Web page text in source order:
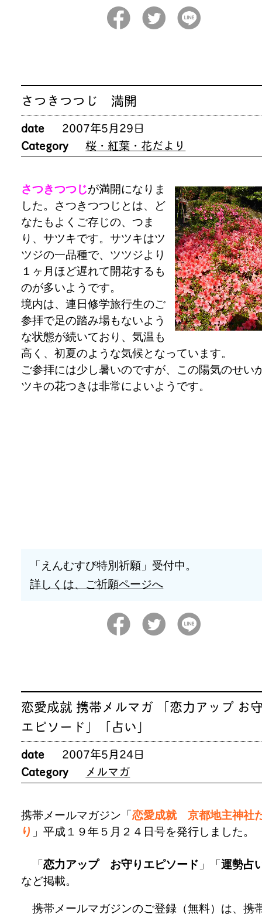
さつきつつじ 満開
date
2007年5月29日
Category
桜・紅葉・花だより
さつきつつじが満開になりま
した。さつきつつじとは、ど
なたもよくご存じの、つま
り、サツキです。サツキはツ
ツジの一品種で、ツツジより
１ヶ月ほど遅れて開花するも
のが多いようです。
境内は、連日修学旅行生のご
参拝で足の踏み場もないよう
な状態が続いており、気温も
高く、初夏のような気候となっています。
ご参拝には少し暑いのですが、この陽気のせい
ツキの花つきは非常によいようです。
「えんむすび特別祈願」受付中。
詳しくは、ご祈願ページへ
恋愛成就 携帯メルマガ 「恋力アップ お
エピソード」「占い」
date
2007年5月24日
Category
メルマガ
携帯メールマガジン「恋愛成就 京都地主神社
り 」平成１９年５月２４日号を発行しました。
「恋力アップ お守りエピソード 」「運勢占
など掲載。
携帯メールマガジンのご登録（無料）は、携